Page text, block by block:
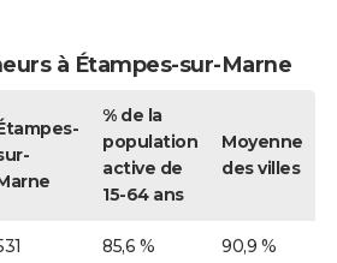
à Étampes-sur-Marne
% de la
population
active de
15-64 ans
Moyenne
des villes
85,6 % 90,9 %